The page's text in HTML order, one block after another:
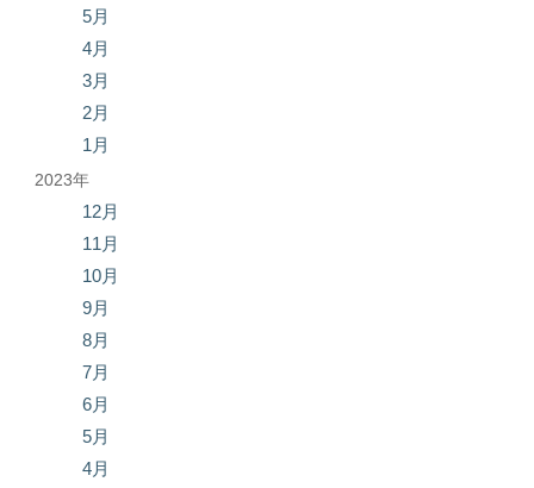
5月
4月
3月
2月
1月
2023年
12月
11月
10月
9月
8月
7月
6月
5月
4月